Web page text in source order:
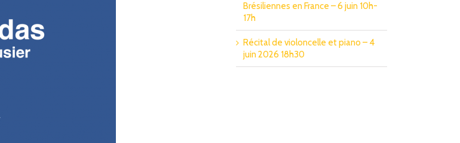
Brésiliennes en France – 6 juin 10h-
17h
Récital de violoncelle et piano – 4
juin 2026 18h30